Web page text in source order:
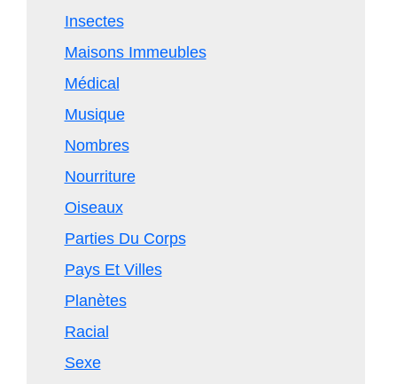
Insectes
Maisons Immeubles
Médical
Musique
Nombres
Nourriture
Oiseaux
Parties Du Corps
Pays Et Villes
Planètes
Racial
Sexe